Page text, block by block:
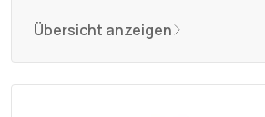
Übersicht anzeigen